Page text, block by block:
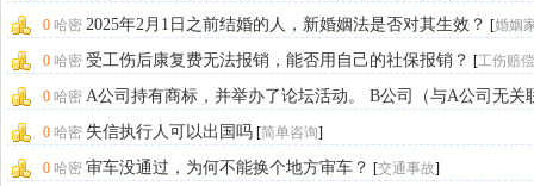
家办公，然后2[劳动纠纷]
0 哈密 2025年2月1日之前结婚的人，新婚姻法是否对其生效？ [婚姻
0 哈密 受工伤后康复费无法报销，能否用自己的社保报销？ [工伤赔偿
0 哈密 A公司持有商标，并举办了论坛活动。 B公司（与A公司无关
在取得A公 [公司专项]
0 哈密 失信执行人可以出国吗 [简单咨询]
0 哈密 审车没通过，为何不能换个地方审车？ [交通事故]